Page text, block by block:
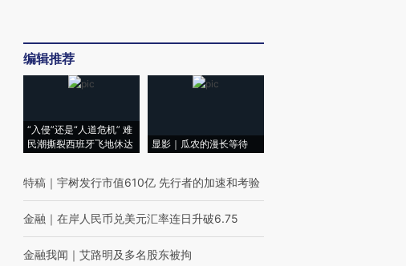
编辑推荐
“入侵”还是“人道危机” 难
民潮撕裂西班牙飞地休达
显影｜瓜农的漫长等待
特稿 ｜ 宇树发行市值610亿 先行者的加速和考验
金融 ｜ 在岸人民币兑美元汇率连日升破6.75
金融我闻 ｜ 艾路明及多名股东被拘